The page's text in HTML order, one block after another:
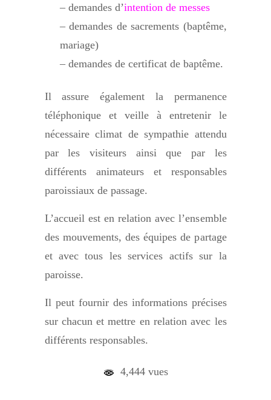
– demandes d’intention de messes
– demandes de sacrements (baptême,
mariage)
– demandes de certificat de baptême.
Il assure également la permanence
téléphonique et veille à entretenir le
nécessaire climat de sympathie attendu
par les visiteurs ainsi que par les
différents animateurs et responsables
paroissiaux de passage.
L’accueil est en relation avec l’ensemble
des mouvements, des équipes de partage
et avec tous les services actifs sur la
paroisse.
Il peut fournir des informations précises
sur chacun et mettre en relation avec les
différents responsables.
4,444 vues